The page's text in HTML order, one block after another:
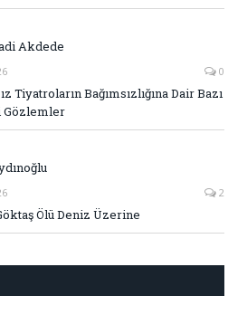
Akdede
0
Tiyatroların Bağımsızlığına Dair Bazı
Gözlemler
2
Ölü Deniz Üzerine